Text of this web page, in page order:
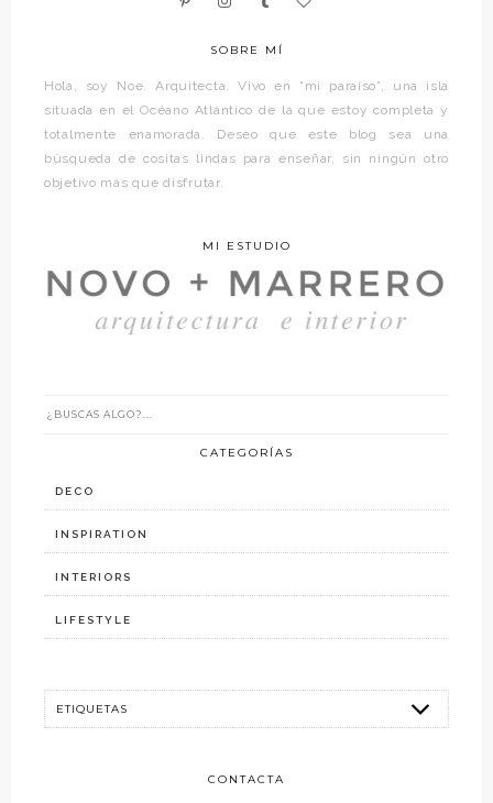
SOBRE MÍ
Hola, soy Noe. Arquitecta. Vivo en “mi paraíso”, una isla
situada en el Océano Atlántico de la que estoy completa y
totalmente enamorada. Deseo que este blog sea una
búsqueda de cositas lindas para enseñar, sin ningún otro
objetivo más que disfrutar.
MI ESTUDIO
CATEGORÍAS
DECO
INSPIRATION
INTERIORS
LIFESTYLE
CONTACTA